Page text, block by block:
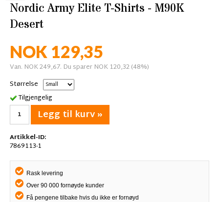
Nordic Army Elite T-Shirts - M90K
Desert
NOK 129,35
Van. NOK 249,67. Du sparer NOK 120,32 (48%)
Størrelse
Tilgjengelig
Legg til kurv »
Artikkel-ID:
7869113-1
Rask levering
Over 90 000 fornøyde kunder
Få pengene tilbake hvis du ikke er fornøyd